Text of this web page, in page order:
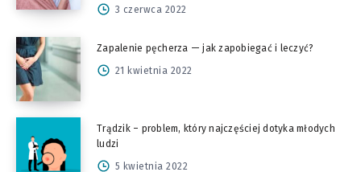
3 czerwca 2022
Zapalenie pęcherza — jak zapobiegać i leczyć?
21 kwietnia 2022
Trądzik – problem, który najczęściej dotyka młodych
ludzi
5 kwietnia 2022